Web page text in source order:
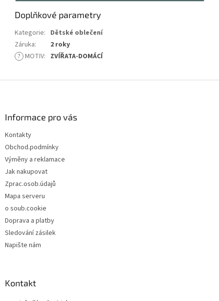
Doplňkové parametry
Kategorie: Dětské oblečení
Záruka:
2 roky
? MOTIV: ZVÍŘATA-DOMÁCÍ
Informace pro vás
Kontakty
Obchod.podmínky
Výměny a reklamace
Jak nakupovat
Zprac.osob.údajů
Mapa serveru
o soub.cookie
Doprava a platby
Sledování zásilek
Napište nám
Kontakt